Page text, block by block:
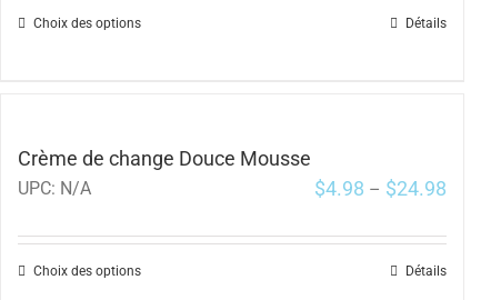
Choix des options Détails
Crème de change Douce Mousse
UPC: N/A $4.98 – $24.98
Choix des options Détails